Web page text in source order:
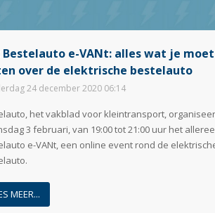
Bestelauto e-VANt: alles wat je moet
over de elektrische bestelauto
24 december 2020 06:14
het vakblad voor kleintransport,
3 februari, van 19:00 tot 21:00 uur het
e-VANt, een online event rond de
MEER...